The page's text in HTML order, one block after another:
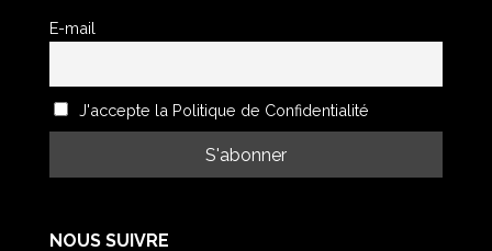
E-mail
J'accepte la Politique de Confidentialité
NOUS SUIVRE